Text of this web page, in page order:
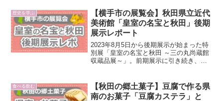
歴史を学ぶ
【横手市の展覧会】秋田県立近代
美術館「皇室の名宝と秋田」後期
展示レポート
2023年8月5日から後期展示が始まった特
別展「皇室の名宝と秋田 ～三の丸尚蔵館
収蔵品展～」。前期展示に引き続き、再
た。今回のブログでは、印象に残った後
期展示品を章別に...
食べる飲む
【秋田の郷土菓子】豆腐で作る県
南のお菓子「豆腐カステラ」と